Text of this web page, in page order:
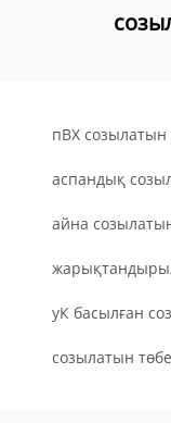
пВХ созылатын
аспандық
айна
уК басылған
созылатын